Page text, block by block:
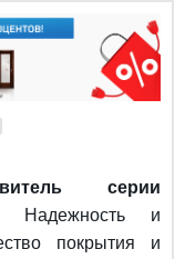
серии
Надежность и
покрытия и